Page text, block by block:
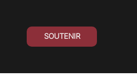
SOUTENIR